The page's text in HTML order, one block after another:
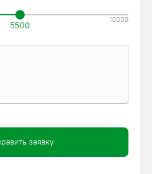
5500
10000
заявку